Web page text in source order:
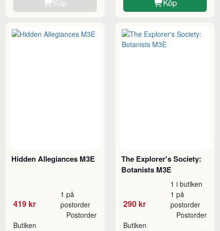
Hidden Allegiances M3E
419 kr
1 på
postorder
Butiken
Postorder
The Explorer's Society:
Botanists M3E
290 kr
1 i butiken
1 på
postorder
Butiken
Postorder